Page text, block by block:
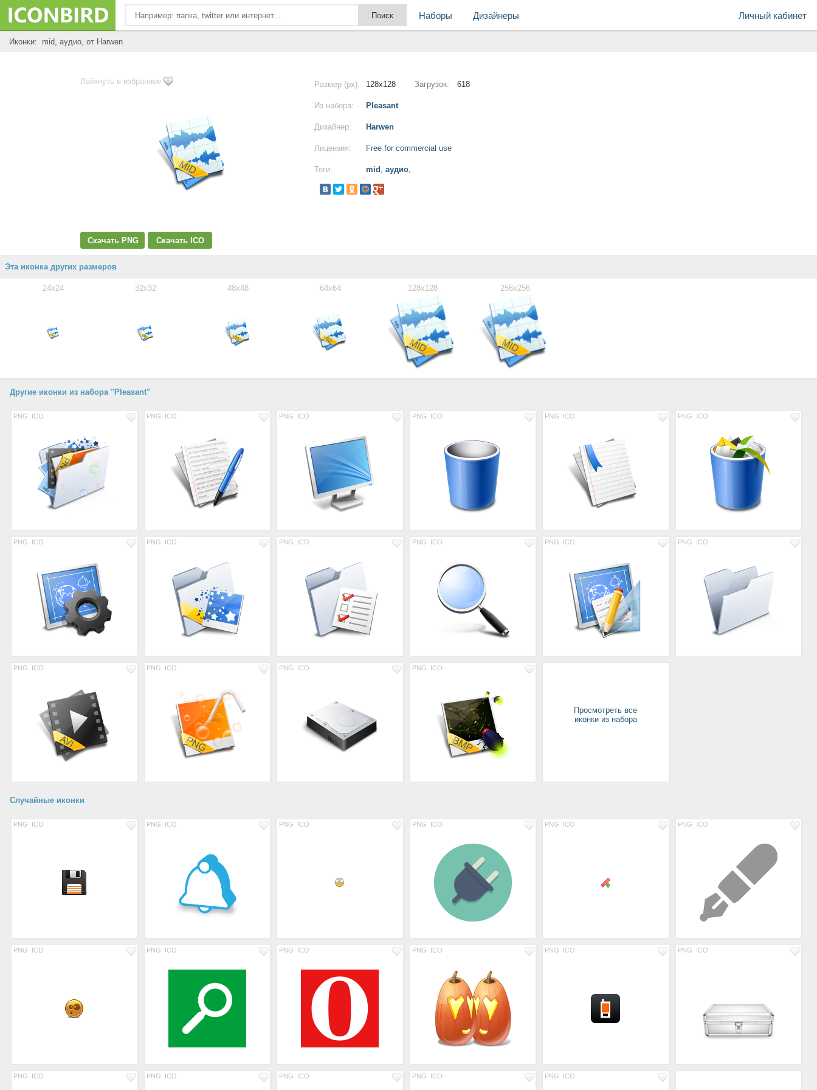
Личный кабинет
Наборы Дизайнеры
Иконки: mid, аудио, от Harwen
Лайкнуть в избранное
Скачать PNG Скачать ICO
Размер (px): 128x128 Загрузок: 618
Из набора: Pleasant
Дизайнер: Harwen
Лицензия: Free for commercial use
Теги: mid , аудио,
Эта иконка других размеров
24x24 32x32 48x48 64x64 128x128 256x256
Другие иконки из набора "Pleasant"
PNG ICO PNG ICO PNG ICO PNG ICO PNG ICO PNG ICO
PNG ICO PNG ICO PNG ICO PNG ICO PNG ICO PNG ICO
PNG ICO PNG ICO PNG ICO PNG ICO
Просмотреть все
иконки из набора
Случайные иконки
PNG ICO PNG ICO PNG ICO PNG ICO PNG ICO PNG ICO
PNG ICO PNG ICO PNG ICO PNG ICO PNG ICO PNG ICO
PNG ICO PNG ICO PNG ICO PNG ICO PNG ICO